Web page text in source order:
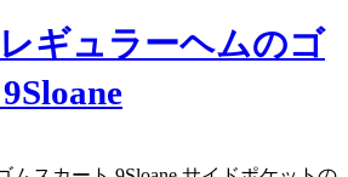
ギュラーヘムのゴ